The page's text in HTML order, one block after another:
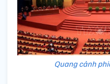
Quang cảnh